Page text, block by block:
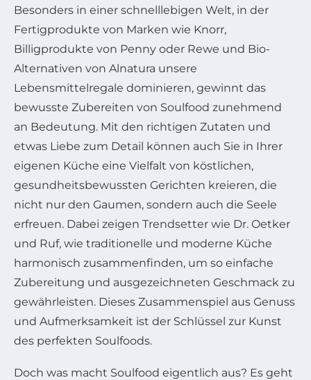
Besonders in einer schnelllebigen Welt, in der
Fertigprodukte von Marken wie Knorr,
Billigprodukte von Penny oder Rewe und Bio-
Alternativen von Alnatura unsere
Lebensmittelregale dominieren, gewinnt das
bewusste Zubereiten von Soulfood zunehmend
an Bedeutung. Mit den richtigen Zutaten und
etwas Liebe zum Detail können auch Sie in Ihrer
eigenen Küche eine Vielfalt von köstlichen,
gesundheitsbewussten Gerichten kreieren, die
nicht nur den Gaumen, sondern auch die Seele
erfreuen. Dabei zeigen Trendsetter wie Dr. Oetker
und Ruf, wie traditionelle und moderne Küche
harmonisch zusammenfinden, um so einfache
Zubereitung und ausgezeichneten Geschmack zu
gewährleisten. Dieses Zusammenspiel aus Genuss
und Aufmerksamkeit ist der Schlüssel zur Kunst
des perfekten Soulfoods.
Doch was macht Soulfood eigentlich aus? Es geht